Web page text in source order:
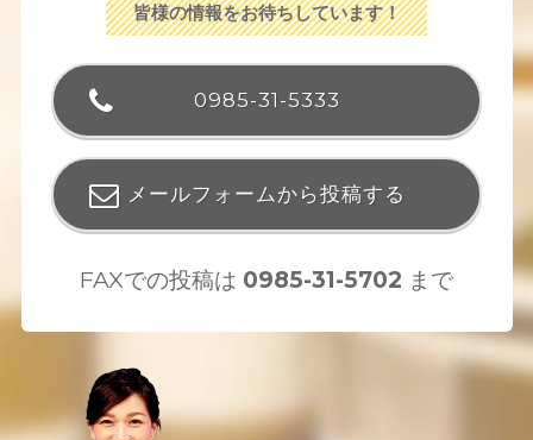
皆様の情報をお待ちしています！
0985-31-5333
メールフォームから投稿する
FAXでの投稿は 0985-31-5702 まで